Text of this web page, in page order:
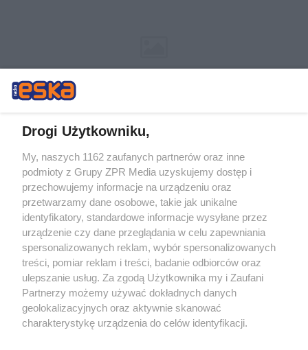
Żaden utwór zamieszczony w serwisie nie może być powielany i
rozpowszechniany lub dalej rozpowszechniany w jakikolwiek sposób (w
tym także elektroniczny lub mechaniczny) na jakimkolwiek polu
eksploatacji w jakiejkolwiek formie, włącznie z umieszczaniem w
Internecie bez pisemnej zgody właściciela praw. Jakiekolwiek użycie lub
wykorzystanie utworów w całości lub w części z naruszeniem prawa,
tzn. bez właściwej zgody, jest zabronione pod groźbą kary i może być
ścigane prawnie.
Drogi Użytkowniku,
My, naszych 1162 zaufanych partnerów oraz inne
podmioty z Grupy ZPR Media uzyskujemy dostęp i
przechowujemy informacje na urządzeniu oraz
przetwarzamy dane osobowe, takie jak unikalne
identyfikatory, standardowe informacje wysyłane przez
urządzenie czy dane przeglądania w celu zapewniania
spersonalizowanych reklam, wybór spersonalizowanych
treści, pomiar reklam i treści, badanie odbiorców oraz
ulepszanie usług. Za zgodą Użytkownika my i Zaufani
Partnerzy możemy używać dokładnych danych
geolokalizacyjnych oraz aktywnie skanować
charakterystykę urządzenia do celów identyfikacji.